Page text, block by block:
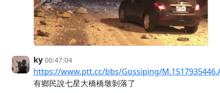
ky 00:47:04
https://www.ptt.cc/bbs/Gossiping/
有鄉民說七星大橋橋墩剝落了